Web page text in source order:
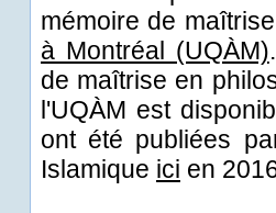
mémoire de
à Montréal (UQÀM)
de maîtrise en
l'UQÀM est
ont été publiées
Islamique ici en